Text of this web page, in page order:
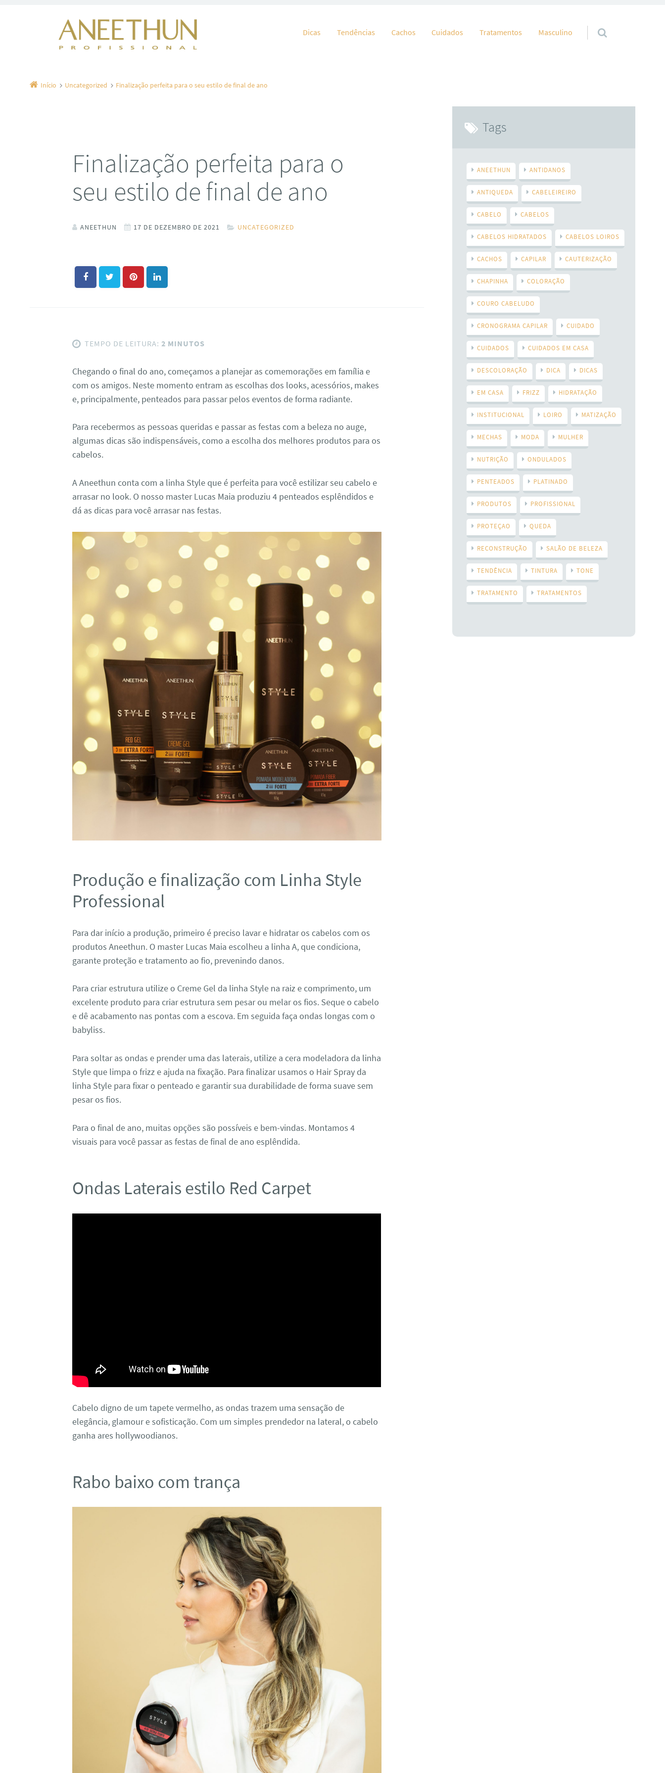
Pular para o conteúdo
Dicas Tendências Cachos Cuidados Tratamentos Masculino
Início Uncategorized Finalização perfeita para o seu estilo de final de ano
Finalização perfeita para o
seu estilo de final de ano
ANEETHUN 17 DE DEZEMBRO DE 2021 UNCATEGORIZED
TEMPO DE LEITURA: 2 MINUTOS
Chegando o final do ano, começamos a planejar as comemorações em família e
com os amigos. Neste momento entram as escolhas dos looks, acessórios, makes
e, principalmente, penteados para passar pelos eventos de forma radiante.
Para recebermos as pessoas queridas e passar as festas com a beleza no auge,
algumas dicas são indispensáveis, como a escolha dos melhores produtos para os
cabelos.
A Aneethun conta com a linha Style que é perfeita para você estilizar seu cabelo e
arrasar no look. O nosso master Lucas Maia produziu 4 penteados esplêndidos e
dá as dicas para você arrasar nas festas.
Produção e finalização com Linha Style
Professional
Para dar início a produção, primeiro é preciso lavar e hidratar os cabelos com os
produtos Aneethun. O master Lucas Maia escolheu a linha A, que condiciona,
garante proteção e tratamento ao fio, prevenindo danos.
Para criar estrutura utilize o Creme Gel da linha Style na raiz e comprimento, um
excelente produto para criar estrutura sem pesar ou melar os fios. Seque o cabelo
e dê acabamento nas pontas com a escova. Em seguida faça ondas longas com o
babyliss.
Para soltar as ondas e prender uma das laterais, utilize a cera modeladora da linha
Style que limpa o frizz e ajuda na fixação. Para finalizar usamos o Hair Spray da
linha Style para fixar o penteado e garantir sua durabilidade de forma suave sem
pesar os fios.
Para o final de ano, muitas opções são possíveis e bem-vindas. Montamos 4
visuais para você passar as festas de final de ano esplêndida.
Ondas Laterais estilo Red Carpet
Cabelo digno de um tapete vermelho, as ondas trazem uma sensação de
elegância, glamour e sofisticação. Com um simples prendedor na lateral, o cabelo
ganha ares hollywoodianos.
Rabo baixo com trança
Tags
ANEETHUN ANTIDANOS
ANTIQUEDA CABELEIREIRO
CABELO CABELOS
CABELOS HIDRATADOS CABELOS LOIROS
CACHOS CAPILAR CAUTERIZAÇÃO
CHAPINHA COLORAÇÃO
COURO CABELUDO
CRONOGRAMA CAPILAR CUIDADO
CUIDADOS CUIDADOS EM CASA
DESCOLORAÇÃO DICA DICAS
EM CASA FRIZZ HIDRATAÇÃO
INSTITUCIONAL LOIRO MATIZAÇÃO
MECHAS MODA MULHER
NUTRIÇÃO ONDULADOS
PENTEADOS PLATINADO
PRODUTOS PROFISSIONAL
PROTEÇAO QUEDA
RECONSTRUÇÃO SALÃO DE BELEZA
TENDÊNCIA TINTURA TONE
TRATAMENTO TRATAMENTOS